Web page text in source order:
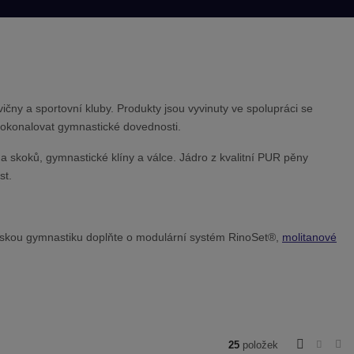
a sportovní kluby. Produkty jsou vyvinuty ve spolupráci se
gymnastické dovednosti.
skoků, gymnastické klíny a válce. Jádro z kvalitní PUR pěny
gymnastiku doplňte o modulární systém RinoSet®, molitanové
25 položek